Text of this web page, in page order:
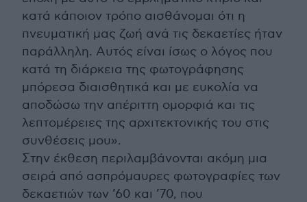
κατά κάποιον τρόπο αισθάνομαι ότι η
πνευματική μας ζωή ανά τις δεκαετίες ήταν
παράλληλη. Αυτός είναι ίσως ο λόγος που
κατά τη διάρκεια της φωτογράφησης
μπόρεσα διαισθητικά και με ευκολία να
αποδώσω την απέριττη ομορφιά και τις
λεπτομέρειες της αρχιτεκτονικής του στις
συνθέσεις μου».
Στην έκθεση περιλαμβάνονται ακόμη μια
σειρά από ασπρόμαυρες φωτογραφίες των
δεκαετιών των ’60 και ’70, που